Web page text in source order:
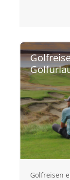
Golfreisen